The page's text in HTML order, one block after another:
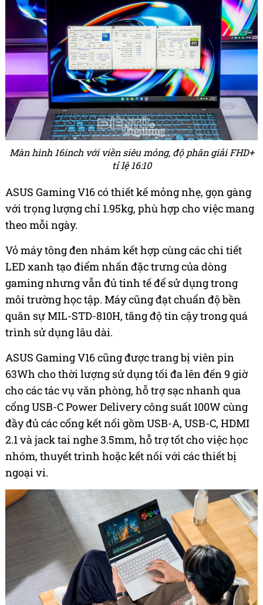
Màn hình 16inch với viền siêu mỏng, độ phân giải FHD+
tỉ lệ 16:10
ASUS Gaming V16 có thiết kế mỏng nhẹ, gọn gàng
với trọng lượng chỉ 1.95kg, phù hợp cho việc mang
theo mỗi ngày.
Vỏ máy tông đen nhám kết hợp cùng các chi tiết
LED xanh tạo điểm nhấn đặc trưng của dòng
gaming nhưng vẫn đủ tinh tế để sử dụng trong
môi trường học tập. Máy cũng đạt chuẩn độ bền
quân sự MIL-STD-810H, tăng độ tin cậy trong quá
trình sử dụng lâu dài.
ASUS Gaming V16 cũng được trang bị viên pin
63Wh cho thời lượng sử dụng tối đa lên đến 9 giờ
cho các tác vụ văn phòng, hỗ trợ sạc nhanh qua
cổng USB-C Power Delivery công suất 100W cùng
đầy đủ các cổng kết nối gồm USB-A, USB-C, HDMI
2.1 và jack tai nghe 3.5mm, hỗ trợ tốt cho việc học
nhóm, thuyết trình hoặc kết nối với các thiết bị
ngoại vi.